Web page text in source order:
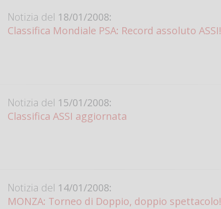
Notizia del 18/01/2008:
Classifica Mondiale PSA: Record assoluto ASSI!
Notizia del 15/01/2008:
Classifica ASSI aggiornata
Notizia del 14/01/2008:
MONZA: Torneo di Doppio, doppio spettacolo!